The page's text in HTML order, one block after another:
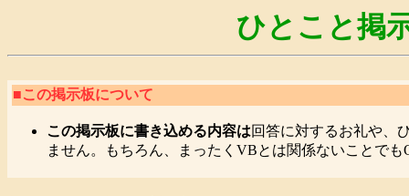
ひとこと掲
■この掲示板について
この掲示板に書き込める内容は回答に対するお礼や、
ません。もちろん、まったくVBとは関係ないことでも